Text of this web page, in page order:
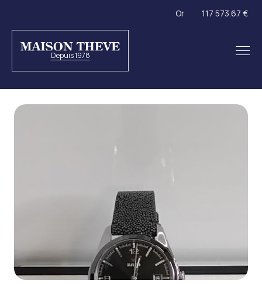
Or 117 573.67 €
Depuis 1978